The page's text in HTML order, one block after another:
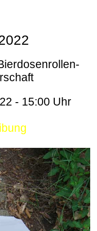
- 15:00 Uhr